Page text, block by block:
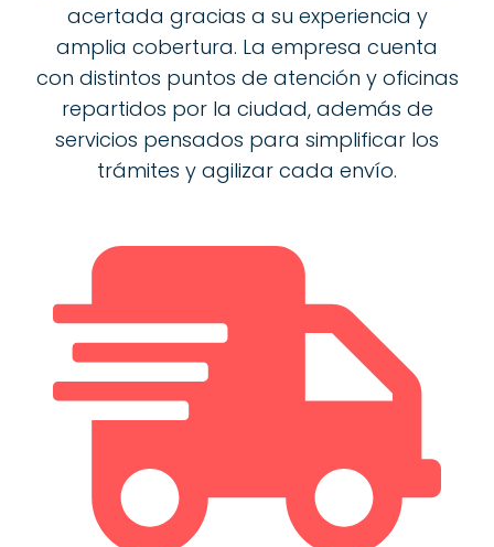
acertada gracias a su experiencia y
amplia cobertura. La empresa cuenta
con distintos puntos de atención y oficinas
repartidos por la ciudad, además de
servicios pensados para simplificar los
trámites y agilizar cada envío.